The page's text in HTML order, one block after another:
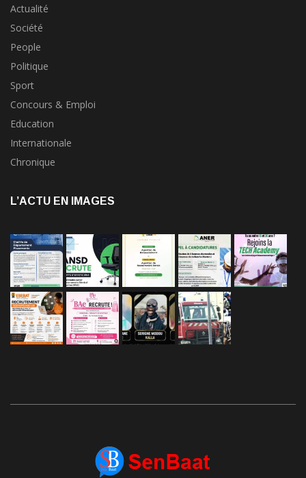
Actualité
Société
People
Politique
Sport
Concours & Emploi
Education
Internationale
Chronique
L’ACTU EN IMAGES